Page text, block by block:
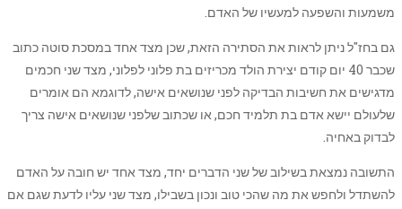
משמעות והשפעה למעשיו של האדם.
גם בחז"ל ניתן לראות את הסתירה הזאת, שכן מצד אחד במסכת סוטה כתוב
שכבר 40 יום קודם יצירת הולד מכריזים בת פלוני לפלוני, מצד שני חכמים
מדגישים את חשיבות הבדיקה לפני שנושאים אישה, לדוגמא הם אומרים
שלעולם יישא אדם בת תלמיד חכם, או שכתוב שלפני שנושאים אישה צריך
לבדוק באחיה.
התשובה נמצאת בשילוב של שני הדברים יחד, מצד אחד יש חובה על האדם
להשתדל ולחפש את מה שהכי טוב ונכון בשבילו, מצד שני עליו לדעת שגם אם